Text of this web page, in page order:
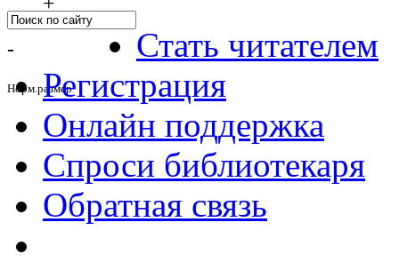
-
Норм.размер
Стать читателем
Регистрация
Онлайн поддержка
Спроси библиотекаря
Обратная связь